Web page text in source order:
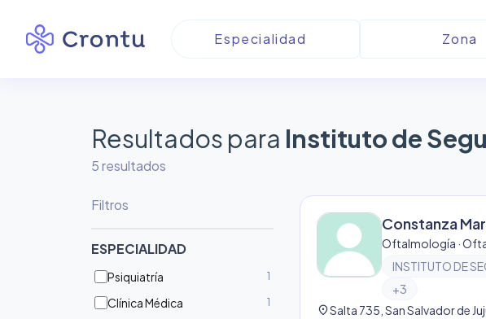
Resultados para Instituto de
5resultados
Filtros
ESPECIALIDAD
Psiquiatría 1
Clínica Médica 1
Constanza
Oftalmología ·
INSTITUTO DE
+3
location_onSalta 735, San Salvador de